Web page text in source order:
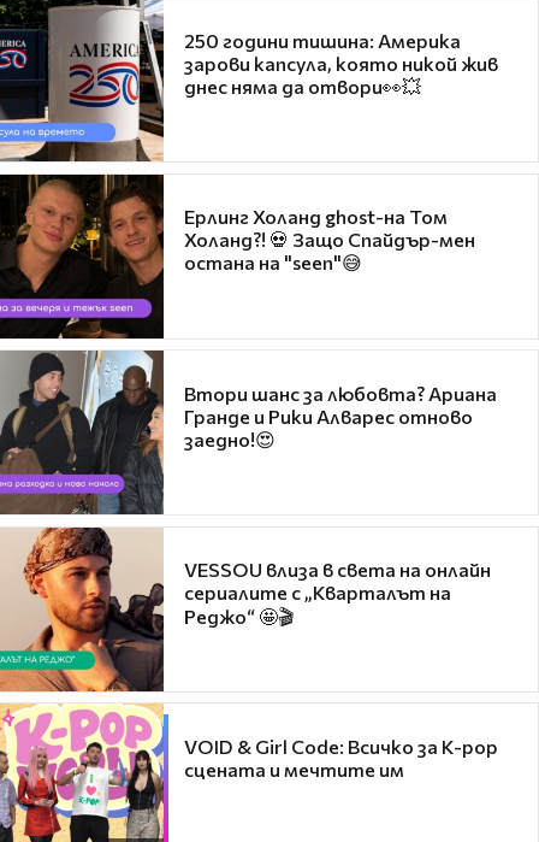
250 години тишина: Америка
зарови капсула, която никой жив
днес няма да отвори👀💥
Ерлинг Холанд ghost-на Том
Холанд?! 💀 Защо Спайдър-мен
остана на "seen"😅
Втори шанс за любовта? Ариана
Гранде и Рики Алварес отново
заедно!😍
VESSOU влиза в света на онлайн
сериалите с „Кварталът на
Реджо“ 🤩🎬
VOID & Girl Code: Всичко за K-pop
сцената и мечтите им